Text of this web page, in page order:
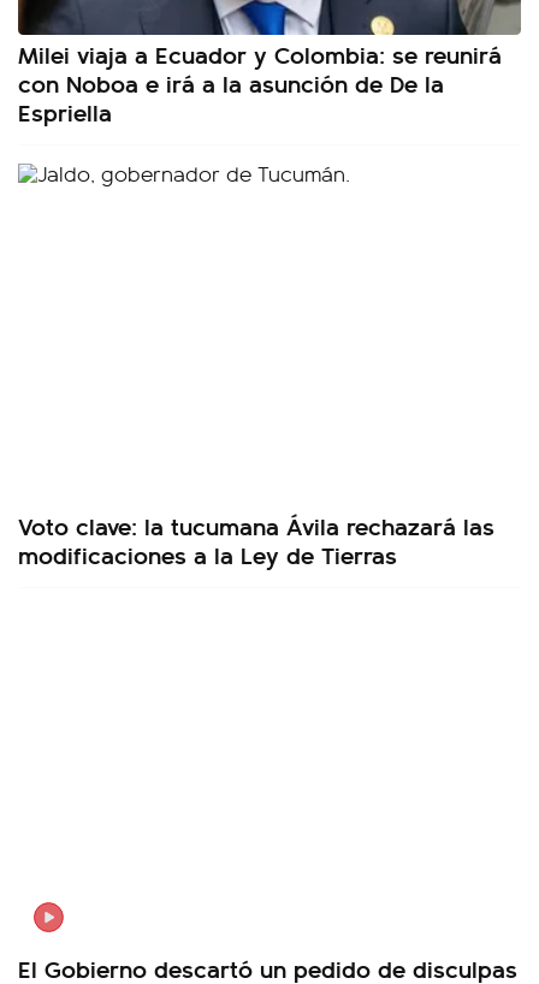
Milei viaja a Ecuador y Colombia: se reunirá
con Noboa e irá a la asunción de De la
Espriella
Voto clave: la tucumana Ávila rechazará las
modificaciones a la Ley de Tierras
El Gobierno descartó un pedido de disculpas